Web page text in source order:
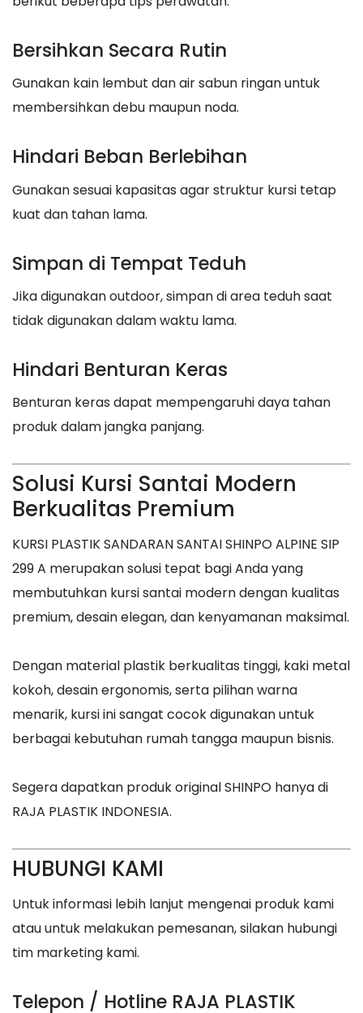
Bersihkan Secara Rutin
Gunakan kain lembut dan air sabun ringan untuk
membersihkan debu maupun noda.
Hindari Beban Berlebihan
Gunakan sesuai kapasitas agar struktur kursi tetap
kuat dan tahan lama.
Simpan di Tempat Teduh
Jika digunakan outdoor, simpan di area teduh saat
tidak digunakan dalam waktu lama.
Hindari Benturan Keras
Benturan keras dapat mempengaruhi daya tahan
produk dalam jangka panjang.
Solusi Kursi Santai Modern
Berkualitas Premium
KURSI PLASTIK SANDARAN SANTAI SHINPO ALPINE SIP
299 A merupakan solusi tepat bagi Anda yang
membutuhkan kursi santai modern dengan kualitas
premium, desain elegan, dan kenyamanan maksimal.
Dengan material plastik berkualitas tinggi, kaki metal
kokoh, desain ergonomis, serta pilihan warna
menarik, kursi ini sangat cocok digunakan untuk
berbagai kebutuhan rumah tangga maupun bisnis.
Segera dapatkan produk original SHINPO hanya di
RAJA PLASTIK INDONESIA.
HUBUNGI KAMI
Untuk informasi lebih lanjut mengenai produk kami
atau untuk melakukan pemesanan, silakan hubungi
tim marketing kami.
Telepon / Hotline RAJA PLASTIK